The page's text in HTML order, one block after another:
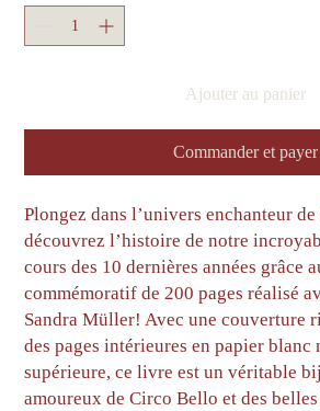
Ajouter au panier
Commander et payer
Plongez dans l’univers enchanteur
découvrez l’histoire de notre
cours des 10 dernières années grâce
commémoratif de 200 pages réalisé
Sandra Müller! Avec une couverture
des pages intérieures en papier blanc
supérieure, ce livre est un véritable
amoureux de Circo Bello et des